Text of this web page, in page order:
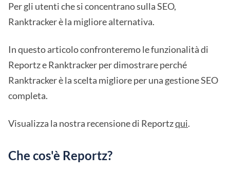
Per gli utenti che si concentrano sulla SEO,
Ranktracker è la migliore alternativa.
In questo articolo confronteremo le funzionalità di
Reportz e Ranktracker per dimostrare perché
Ranktracker è la scelta migliore per una gestione SEO
completa.
Visualizza la nostra recensione di Reportzqui.
Che cos'è Reportz?